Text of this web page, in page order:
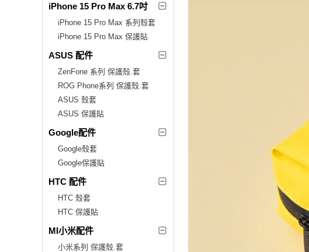
iPhone 15 Pro Max 6.7吋
iPhone 15 Pro Max 系列殼套
iPhone 15 Pro Max 保護貼
ASUS 配件
ZenFone 系列 保護殼.套
ROG Phone系列 保護殼.套
ASUS 殼套
ASUS 保護貼
Google配件
Google殼套
Google保護貼
HTC 配件
HTC 殼套
HTC 保護貼
MI小米配件
小米系列 保護殼.套